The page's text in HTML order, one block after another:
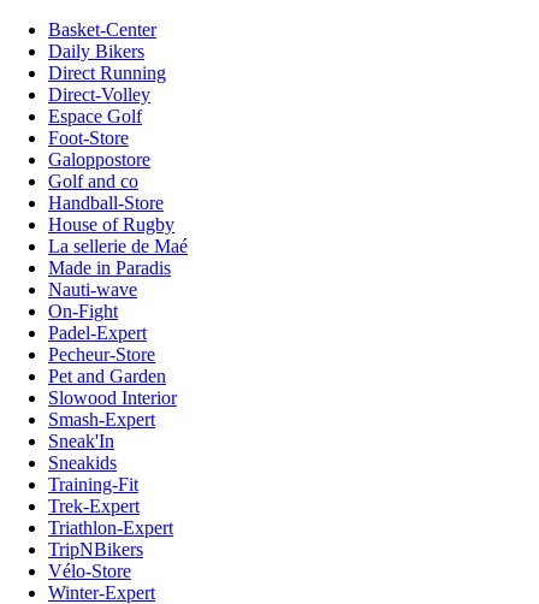
Basket-Center
Daily Bikers
Direct Running
Direct-Volley
Espace Golf
Foot-Store
Galoppostore
Golf and co
Handball-Store
House of Rugby
La sellerie de Maé
Made in Paradis
Nauti-wave
On-Fight
Padel-Expert
Pecheur-Store
Pet and Garden
Slowood Interior
Smash-Expert
Sneak'In
Sneakids
Training-Fit
Trek-Expert
Triathlon-Expert
TripNBikers
Vélo-Store
Winter-Expert